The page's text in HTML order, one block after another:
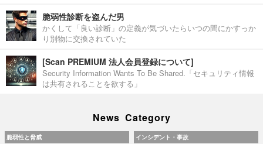
脆弱性診断を盗んだ男
かくして「良い診断」の定義が気づいたらいつの間にかすっか
り別物に交換されていた
[Scan PREMIUM 法人会員登録について]
Security Information Wants To Be Shared.「セキュリティ情報
は共有されることを欲する」
News Category
脆弱性と脅威 インシデント・事故